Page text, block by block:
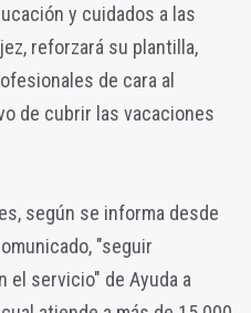
y cuidados a las
reforzará su plantilla,
de cara al
de cubrir las vacaciones
según se informa desde
"seguir
el servicio" de Ayuda a